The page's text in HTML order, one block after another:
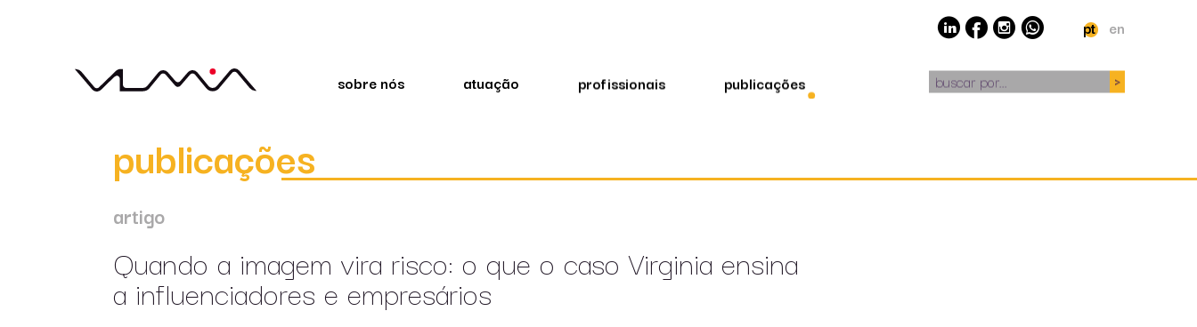
pt en
sobre nós atuação profissionais publicações buscar por...
publicações
artigo
Quando a imagem vira risco: o que o caso Virginia ensina
a influenciadores e empresários